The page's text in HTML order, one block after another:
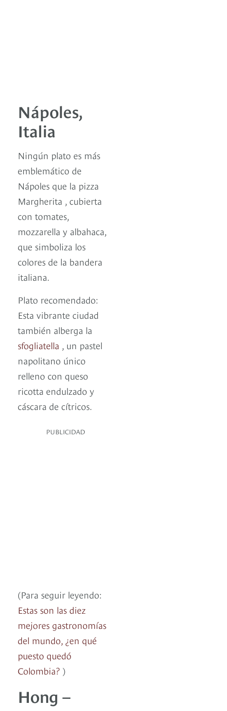
Nápoles,
Italia
Ningún plato es más
emblemático de
Nápoles que la pizza
Margherita , cubierta
con tomates,
mozzarella y albahaca,
que simboliza los
colores de la bandera
italiana.
Plato recomendado:
Esta vibrante ciudad
también alberga la
sfogliatella , un pastel
napolitano único
relleno con queso
ricotta endulzado y
cáscara de cítricos.
PUBLICIDAD
(Para seguir leyendo:
Estas son las diez
mejores gastronomías
del mundo, ¿en qué
puesto quedó
Colombia? )
Hong –